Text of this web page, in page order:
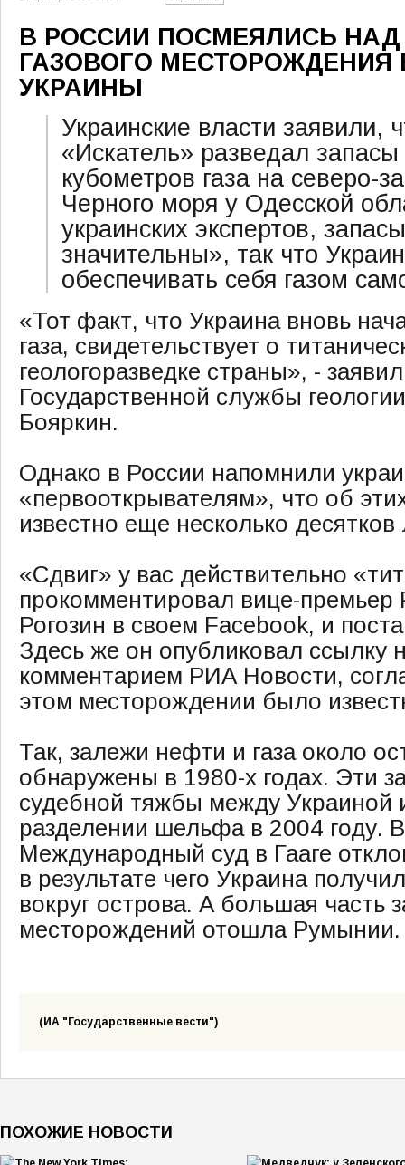
В РОССИИ ПОСМЕЯЛИСЬ
ГАЗОВОГО МЕСТОРОЖДЕНИЯ
УКРАИНЫ
Украинские власти заявили,
«Искатель» разведал
кубометров газа на северо-
Черного моря у Одесской
украинских экспертов,
значительны», так что
обеспечивать себя газом
«Тот факт, что Украина вновь
газа, свидетельствует о
геологоразведке страны», -
Государственной службы
Бояркин.
Однако в России напомнили
«первооткрывателям», что об
известно еще несколько десятков
«Сдвиг» у вас действительно
прокомментировал вице-
Рогозин в своем Facebook, и
Здесь же он опубликовал ссылку
комментарием РИА Новости,
этом месторождении было
Так, залежи нефти и газа около
обнаружены в 1980-х годах. Эти
судебной тяжбы между
разделении шельфа в 2004 году.
Международный суд в Гааге
в результате чего Украина
вокруг острова. А большая часть
месторождений отошла Румынии.
(ИА "Государственные вести")
ПОХОЖИЕ НОВОСТИ